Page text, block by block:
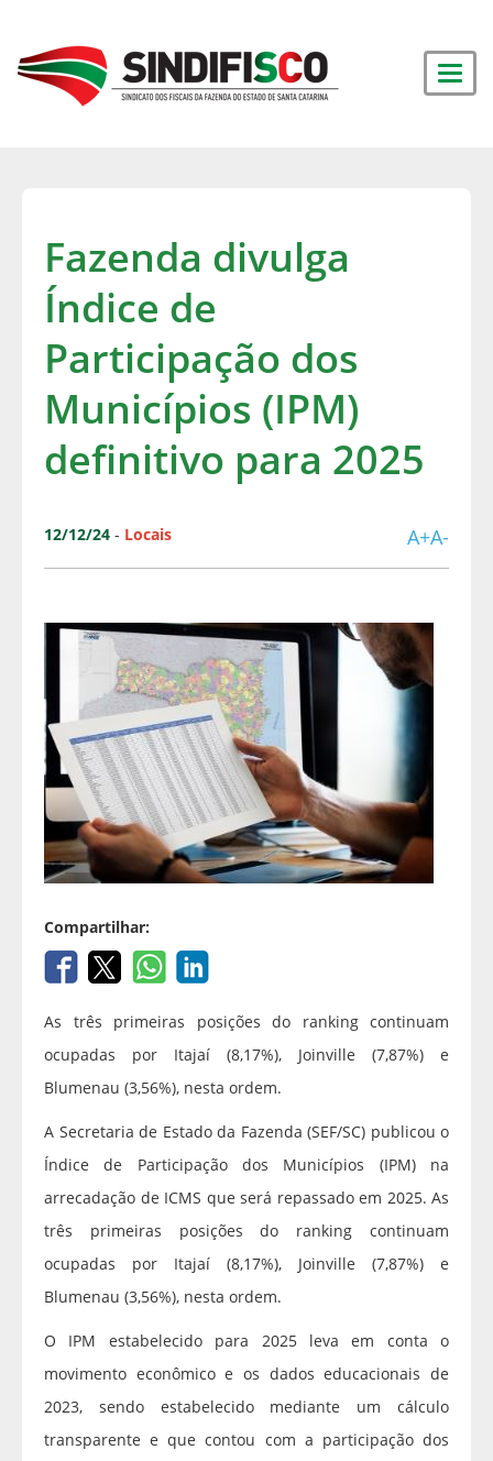
Fazenda divulga
Índice de
Participação dos
Municípios (IPM)
definitivo para 2025
12/12/24 - Locais A+A-
Compartilhar:
As três primeiras posições do ranking continuam
ocupadas por Itajaí (8,17%), Joinville (7,87%) e
Blumenau (3,56%), nesta ordem.
A Secretaria de Estado da Fazenda (SEF/SC) publicou o
Índice de Participação dos Municípios (IPM) na
arrecadação de ICMS que será repassado em 2025. As
três primeiras posições do ranking continuam
ocupadas por Itajaí (8,17%), Joinville (7,87%) e
Blumenau (3,56%), nesta ordem.
O IPM estabelecido para 2025 leva em conta o
movimento econômico e os dados educacionais de
2023, sendo estabelecido mediante um cálculo
transparente e que contou com a participação dos